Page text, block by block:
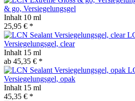
& go, Versiegelungsgel
Inhalt 10 ml
25,95 € *
Versiegelungsgel, clear
Inhalt 15 ml
ab 45,35 € *
Versiegelungsgel, opak
Inhalt 15 ml
45,35 € *